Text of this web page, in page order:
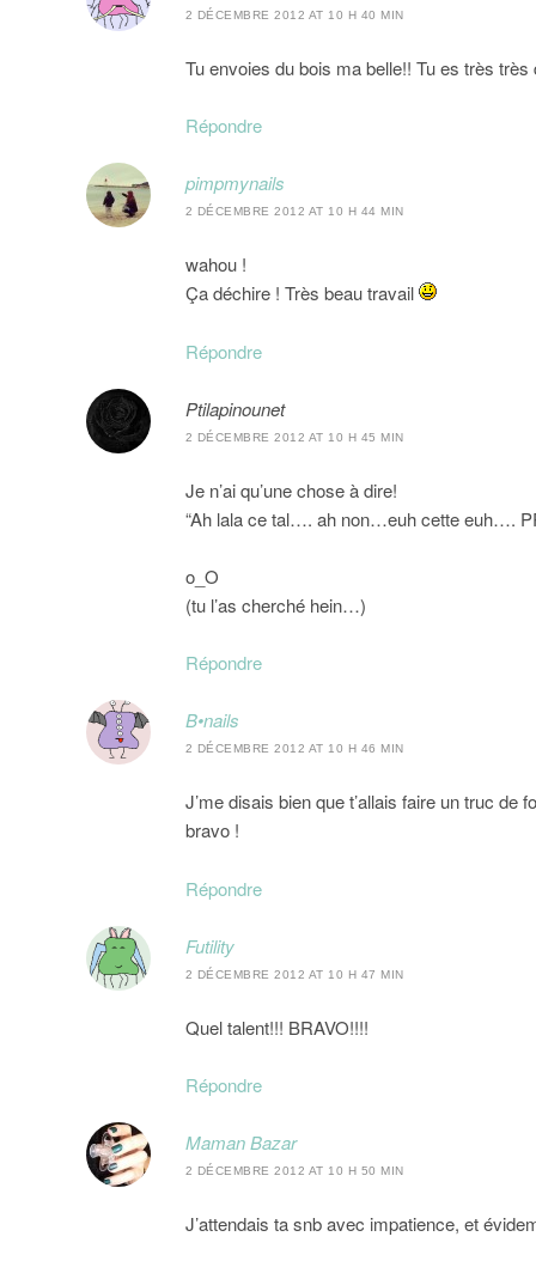
2 DÉCEMBRE 2012 AT 10 H 40 MIN
Tu envoies du bois ma belle!! Tu es très très
Répondre
pimpmynails
2 DÉCEMBRE 2012 AT 10 H 44 MIN
wahou !
Ça déchire ! Très beau travail
Répondre
Ptilapinounet
2 DÉCEMBRE 2012 AT 10 H 45 MIN
Je n’ai qu’une chose à dire!
“Ah lala ce tal…. ah non…euh cette euh….
o_O
(tu l’as cherché hein…)
Répondre
B•nails
2 DÉCEMBRE 2012 AT 10 H 46 MIN
J’me disais bien que t’allais faire un truc
bravo !
Répondre
Futility
2 DÉCEMBRE 2012 AT 10 H 47 MIN
Quel talent!!! BRAVO!!!!
Répondre
Maman Bazar
2 DÉCEMBRE 2012 AT 10 H 50 MIN
J’attendais ta snb avec impatience, et